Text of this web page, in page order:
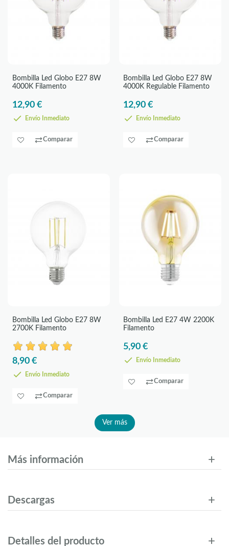
Bombilla Led Globo E27 8W
4000K Filamento
12,90 €
Envío Inmediato
Comparar
Bombilla Led Globo E27 8W
4000K Regulable Filamento
12,90 €
Envío Inmediato
Comparar
Bombilla Led Globo E27 8W
2700K Filamento
8,90 €
Envío Inmediato
Comparar
Bombilla Led E27 4W 2200K
Filamento
5,90 €
Envío Inmediato
Comparar
Ver más
Más información
Descargas
Detalles del producto